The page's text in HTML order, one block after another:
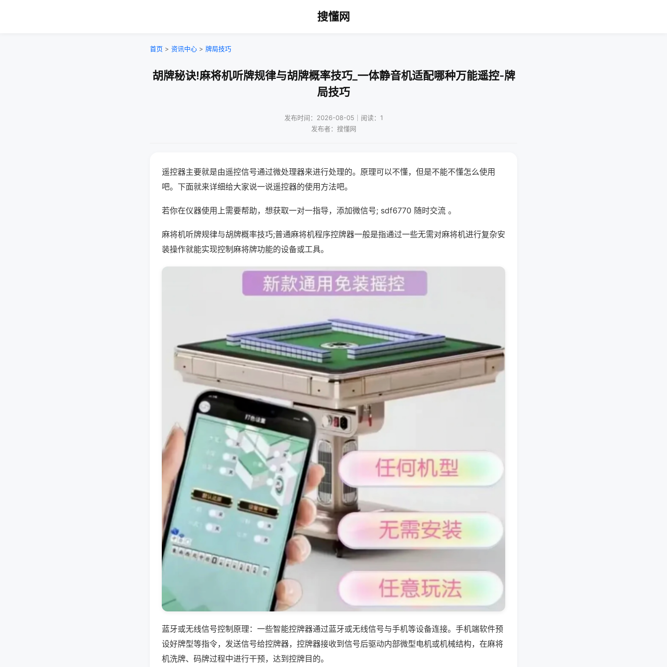
搜懂网
首页 > 资讯中心 > 牌局技巧
胡牌秘诀!麻将机听牌规律与胡牌概率技巧_一体静音机适配哪种万能遥控-牌
局技巧
发布时间：2026-08-05｜阅读：1
发布者：搜懂网
遥控器主要就是由遥控信号通过微处理器来进行处理的。原理可以不懂，但是不能不懂怎么使用
吧。下面就来详细给大家说一说遥控器的使用方法吧。
若你在仪器使用上需要帮助，想获取一对一指导，添加微信号; sdf6770 随时交流 。
麻将机听牌规律与胡牌概率技巧;普通麻将机程序控牌器一般是指通过一些无需对麻将机进行复杂安
装操作就能实现控制麻将牌功能的设备或工具。
蓝牙或无线信号控制原理：一些智能控牌器通过蓝牙或无线信号与手机等设备连接。手机端软件预
设好牌型等指令，发送信号给控牌器，控牌器接收到信号后驱动内部微型电机或机械结构，在麻将
机洗牌、码牌过程中进行干预，达到控牌目的。